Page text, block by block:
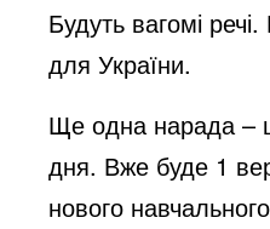
Будуть вагомі
для України.
Ще одна нарада –
дня. Вже буде 1
нового